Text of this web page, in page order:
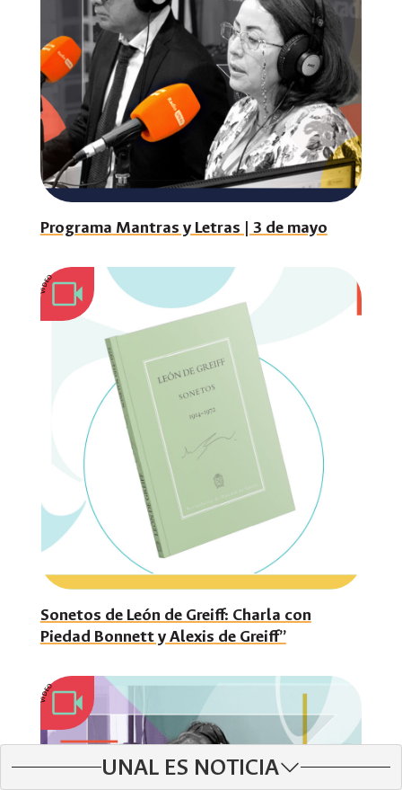
Programa Mantras y Letras | 3 de mayo
VIDEO
Sonetos de León de Greiff: Charla con
Piedad Bonnett y Alexis de Greiff”
VIDEO
UNAL ES NOTICIA